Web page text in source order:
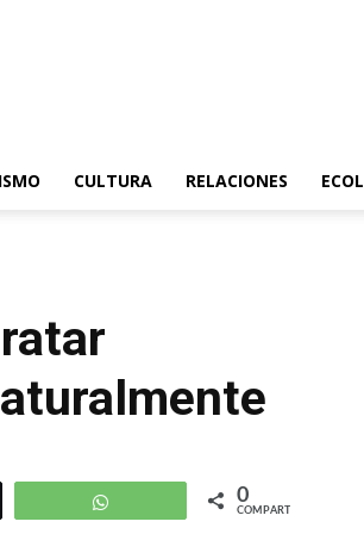
CULTURA RELACIONES
naturalmente
0
COMPARTIR